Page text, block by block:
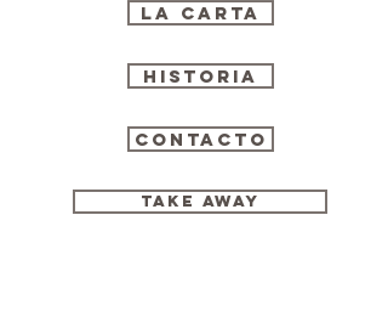
La carta
Historia
Contacto
Take Away